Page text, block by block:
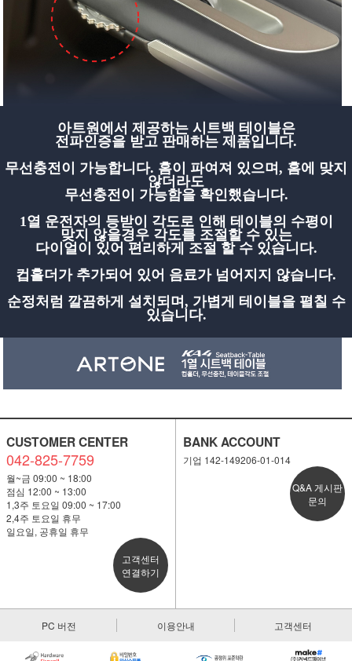
아트원에서 제공하는 시트백 테이블은
전파인증을 받고 판매하는 제품입니다.
무선충전이 가능합니다. 홈이 파여져 있으며, 홈에 맞지
않더라도
무선충전이 가능함을 확인했습니다.
1열 운전자의 등받이 각도로 인해 테이블의 수평이
맞지 않을경우 각도를 조절할 수 있는
다이얼이 있어 편리하게 조절 할 수 있습니다.
컵홀더가 추가되어 있어 음료가 넘어지지 않습니다.
순정처럼 깔끔하게 설치되며, 가볍게 테이블을 펼칠 수
있습니다.
CUSTOMER CENTER
042-825-7759
월~금 09:00 ~ 18:00
점심 12:00 ~ 13:00
1,3주 토요일 09:00 ~ 17:00
2,4주 토요일 휴무
일요일, 공휴일 휴무
고객센터
연결하기
BANK ACCOUNT
기업 142-149206-01-014
Q&A 게시판
문의
PC 버전 이용안내 고객센터